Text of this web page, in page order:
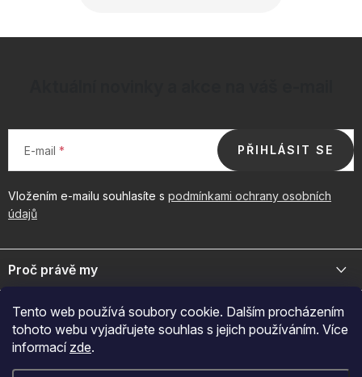
Tento web používá soubory cookie. Dalším procházením
tohoto webu vyjadřujete souhlas s jejich používáním. Více
informací zde.
E-mail
Vložením e-mailu souhlasíte s podmínkami ochrany osobních
údajů
PŘIHLÁSIT SE
á
pProč právě my
byznys. Spojte se s námi pro exkluzivní velkoobchodní nabídky.
+420 605 209 284
Po-Pá: 7:00-12:30 a 13:00-15:30
Důležité odkazy
Naš značky
O nákupu